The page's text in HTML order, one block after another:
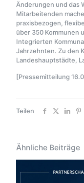
Änderungen und das
Mitarbeitenden
praxisbezogen,
über 350 Kommunen
Integrierten
Jahrzehnten. Zu den
Landeshauptstädte,
[Pressemitteilung
Teilen
Ähnliche Beiträge